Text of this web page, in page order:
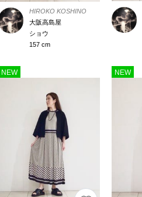
HIROKO KOSHINO
大阪高島屋
ショウ
157 cm
NEW NEW